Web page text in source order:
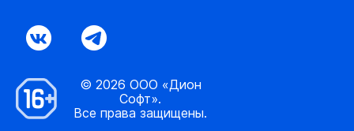
© 2026 ООО «Дион
Софт».
Все права защищены.